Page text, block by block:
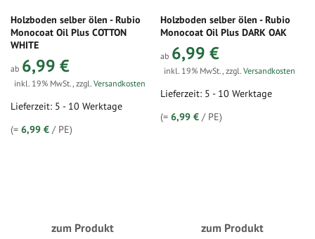
Holzboden selber ölen - Rubio
Monocoat Oil Plus COTTON
WHITE
ab 6,99 €
inkl. 19% MwSt., zzgl. Versandkosten
Lieferzeit: 5 - 10 Werktage
(= 6,99 € / PE)
Holzboden selber ölen - Rubio
Monocoat Oil Plus DARK OAK
ab 6,99 €
inkl. 19% MwSt.,zzgl.Versandkosten
Lieferzeit: 5 - 10 Werktage
(=6,99 € / PE)
zum Produkt zum Produkt